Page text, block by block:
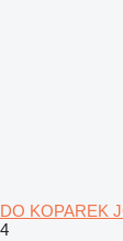
DO KOPAREK
4